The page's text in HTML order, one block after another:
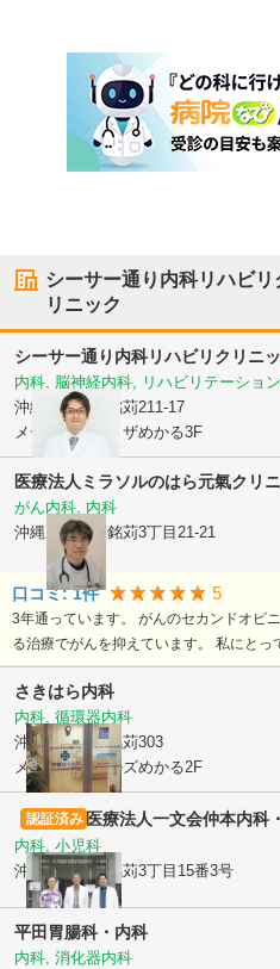
シーサー通り内科リハビリ
リニック
シーサー通り内科リハビリクリニ
内科, 脳神経内科, リハビリテーショ
沖縄県那覇市
銘苅211-17
メディカルプラザめかる3F
医療法人ミラソルのはら元氣クリ
がん内科, 内科
沖縄県那覇市銘苅3丁目21-21
口コミ:1件 5
3年通っています。 がんのセカンドオピ
る治療でがんを抑えています。 私にとっ
さきはら内科
内科, 循環器内科
沖縄県那覇市銘苅303
メディカルヒルズめかる2F
認証済み 医療法人一文会仲本内科
内科, 小児科
沖縄県那覇市銘苅3丁目15番3号
平田胃腸科・内科
内科, 消化器内科